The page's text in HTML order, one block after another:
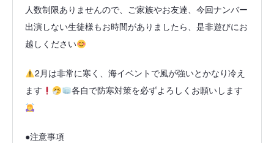
人数制限ありませんので、ご家族やお友達、今回ナンバー
出演しない生徒様もお時間がありましたら、是非遊びにお
越しください
2月は非常に寒く、海イベントで風が強いとかなり冷え
ます
各自で防寒対策を必ずよろしくお願いします
●注意事項